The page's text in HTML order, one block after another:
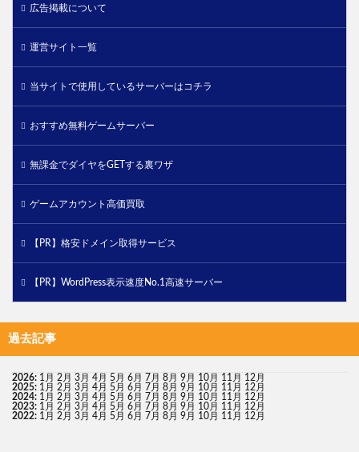
広告掲載について
運営サイト一覧
当サイトで使用しているサーバーはコチラ
おすすめ無料ゲームサーバー
無課金でダイヤをGETする裏ワザ
ゲームアカウント高価買取
【PR】格安ドメイン取得サービス
【PR】WordPress表示速度No.1高速サーバー
過去記事
2026: 1月 2月 3月 4月 5月 6月 7月 8月 9月 10月 11月 12月
2025: 1月 2月 3月 4月 5月 6月 7月 8月 9月 10月 11月 12月
2024: 1月 2月 3月 4月 5月 6月 7月 8月 9月 10月 11月 12月
2023: 1月 2月 3月 4月 5月 6月 7月 8月 9月 10月 11月 12月
2022: 1月 2月 3月 4月 5月 6月 7月 8月 9月 10月 11月 12月